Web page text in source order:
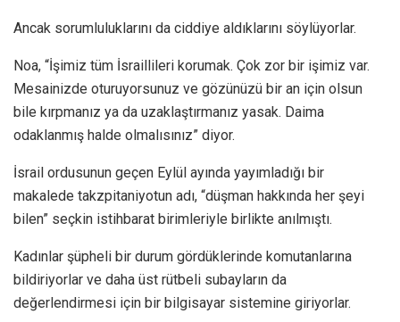
Ancak sorumluluklarını da ciddiye aldıklarını söylüyorlar.
Noa, “İşimiz tüm İsraillileri korumak. Çok zor bir işimiz var.
Mesainizde oturuyorsunuz ve gözünüzü bir an için olsun
bile kırpmanız ya da uzaklaştırmanız yasak. Daima
odaklanmış halde olmalısınız” diyor.
İsrail ordusunun geçen Eylül ayında yayımladığı bir
makalede takzpitaniyotun adı, “düşman hakkında her şeyi
bilen” seçkin istihbarat birimleriyle birlikte anılmıştı.
Kadınlar şüpheli bir durum gördüklerinde komutanlarına
bildiriyorlar ve daha üst rütbeli subayların da
değerlendirmesi için bir bilgisayar sistemine giriyorlar.